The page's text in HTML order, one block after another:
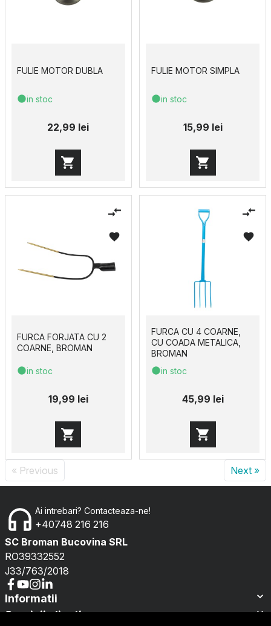
FULIE MOTOR DUBLA
in stoc
22,99 lei
FULIE MOTOR SIMPLA
in stoc
15,99 lei
FURCA FORJATA CU 2
COARNE, BROMAN
in stoc
19,99 lei
FURCA CU 4 COARNE,
CU COADA METALICA,
BROMAN
in stoc
45,99 lei
« Previous Next »
Ai intrebari? Contacteaza-ne!
+40748 216 216
SC Broman Bucovina SRL
RO39332552
J33/763/2018
Informatii
Servicii clienti